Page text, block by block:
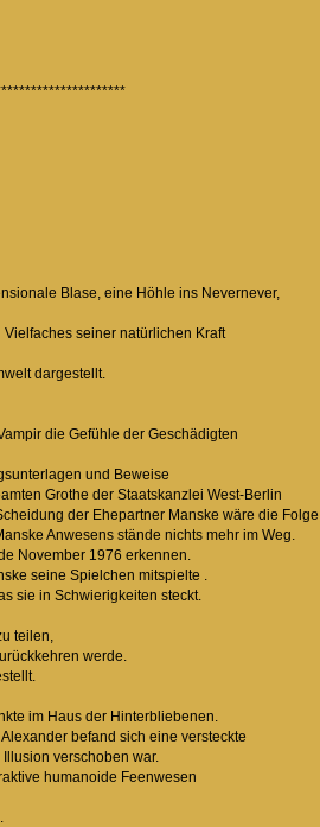
Blase, eine Höhle ins
ein Vielfaches seiner natürlichen Kraft
dargestellt.
Vampir die Gefühle der Geschädigten
und Beweise
Beamten Grothe der Staatskanzlei West-
Scheidung der Ehepartner Manske wäre
Manske Anwesens stände nichts mehr
Ende November 1976 erkennen.
Manske seine Spielchen mitspielte .
das sie in Schwierigkeiten steckt.
mit zu teilen,
zurückkehren werde.
zugestellt.
im Haus der Hinterbliebenen.
Alexander befand sich eine versteckte
eine Illusion verschoben war.
attraktive humanoide Feenwesen